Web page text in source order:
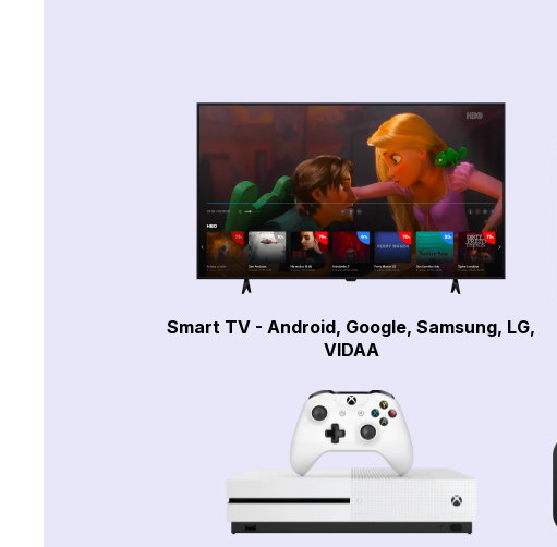
Smart TV - Android, Google, Samsung, LG,
VIDAA